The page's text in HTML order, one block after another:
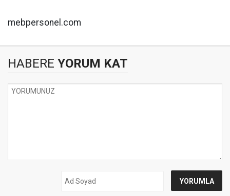
mebpersonel.com
HABERE YORUM KAT